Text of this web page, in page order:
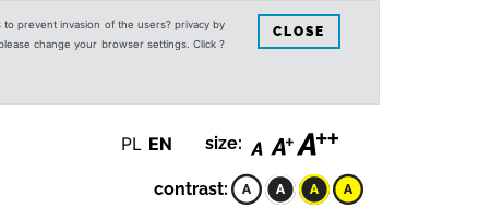
prevent invasion of the users? privacy by
change your browser settings. Click ?
CLOSE
PL EN size:
contrast: